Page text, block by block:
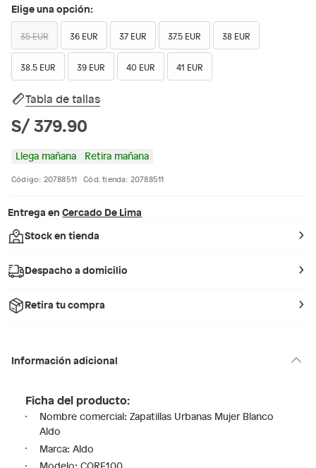
Elige una opción:
35 EUR 36 EUR 37 EUR 37.5 EUR 38 EUR
38.5 EUR 39 EUR 40 EUR 41 EUR
Tabla de tallas
S/ 379.90
Llega mañana Retira mañana
Código: 20788511 Cód. tienda: 20788511
Entrega en Cercado De Lima
Stock en tienda
Despacho a domicilio
Retira tu compra
Información adicional
Ficha del producto:
Nombre comercial: Zapatillas Urbanas Mujer Blanco
Aldo
Marca: Aldo